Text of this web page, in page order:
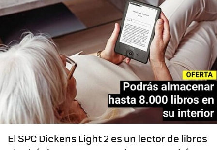
El SPC Dickens Light 2 es un lector de libros